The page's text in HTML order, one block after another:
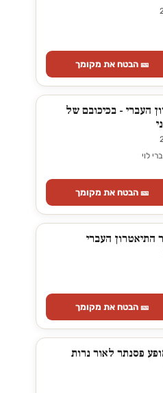
🎫 הבטח את מקומך
העברי - בכיכובם של
לוי
🎫 הבטח את מקומך
התיאטרון העברי
🎫 הבטח את מקומך